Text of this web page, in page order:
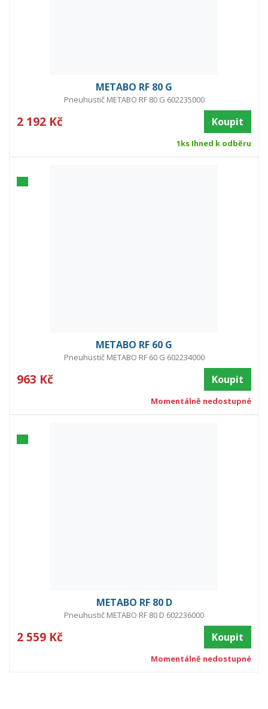
METABO RF 80 G
Pneuhustič METABO RF 80 G 602235000
2 192 Kč Koupit
1ks Ihned k odběru
METABO RF 60 G
Pneuhustič METABO RF 60 G 602234000
963 Kč Koupit
Momentálně nedostupné
METABO RF 80 D
Pneuhustič METABO RF 80 D 602236000
2 559 Kč Koupit
Momentálně nedostupné